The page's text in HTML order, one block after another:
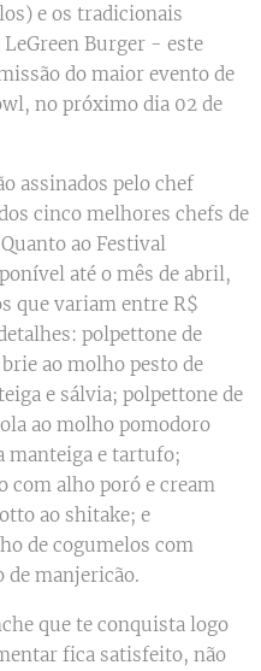
e os tradicionais
Burger - este
do maior evento de
no próximo dia 02 de
assinados pelo chef
cinco melhores chefs de
ao Festival
até o mês de abril,
que variam entre R$
polpettone de
ao molho pesto de
e sálvia; polpettone de
ao molho pomodoro
manteiga e tartufo;
com alho poró e cream
ao shitake; e
de cogumelos com
de manjericão.
que te conquista logo
fica satisfeito, não